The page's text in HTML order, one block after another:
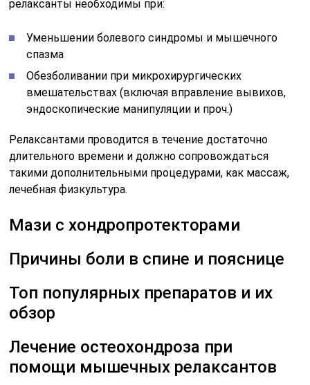
релаксанты необходимы при:
Уменьшении болевого синдромы и мышечного
спазма
Обезболивании при микрохирургических
вмешательствах (включая вправление вывихов,
эндоскопические манипуляции и проч.)
Релаксантами проводится в течение достаточно
длительного времени и должно сопровождаться
такими дополнительными процедурами, как массаж,
лечебная физкультура.
Мази с хондропротекторами
Причины боли в спине и пояснице
Топ популярных препаратов и их
обзор
Лечение остеохондроза при
помощи мышечных релаксантов